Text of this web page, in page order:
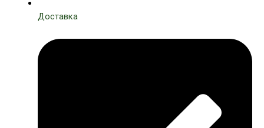
Доставка